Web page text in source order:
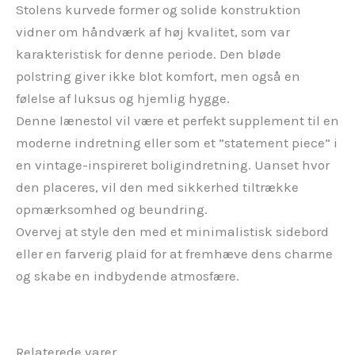
Stolens kurvede former og solide konstruktion
vidner om håndværk af høj kvalitet, som var
karakteristisk for denne periode. Den bløde
polstring giver ikke blot komfort, men også en
følelse af luksus og hjemlig hygge.
Denne lænestol vil være et perfekt supplement til en
moderne indretning eller som et ”statement piece” i
en vintage-inspireret boligindretning. Uanset hvor
den placeres, vil den med sikkerhed tiltrække
opmærksomhed og beundring.
Overvej at style den med et minimalistisk sidebord
eller en farverig plaid for at fremhæve dens charme
og skabe en indbydende atmosfære.